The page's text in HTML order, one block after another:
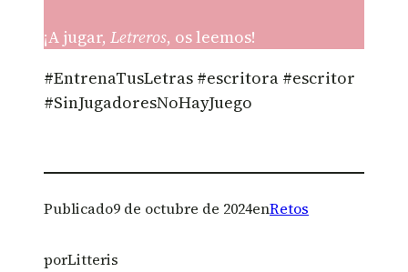
¡A jugar, Letreros, os leemos!
#EntrenaTusLetras #escritora #escritor
#SinJugadoresNoHayJuego
Publicado9 de octubre de 2024enRetos
porLitteris